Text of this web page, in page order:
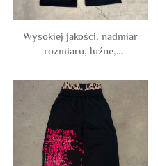
Wysokiej jakości, nadmiar
rozmiaru, luźne,
bawełny, luźne,
szerokonogawe, dresowe
spodnie dla mężczyzn,
wysokie, podwójne stan,
spodnie dresowe dla
mężczyzn